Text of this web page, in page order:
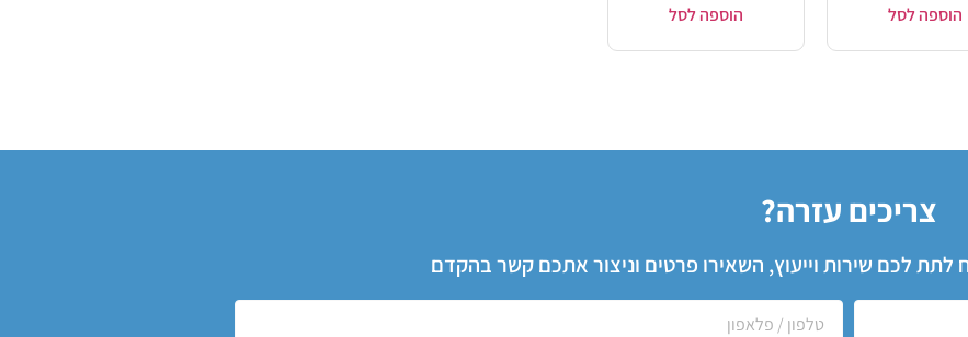
הוספה לסל הוספה לסל
צריכים עזרה?
לתת לכם שירות וייעוץ, השאירו פרטים וניצור אתכם קשר בהקדם